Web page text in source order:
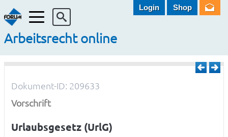
Menü
Arbeitsrecht online
Login Shop
Dokument-ID: 209633
Vorschrift
Urlaubsgesetz (UrlG)